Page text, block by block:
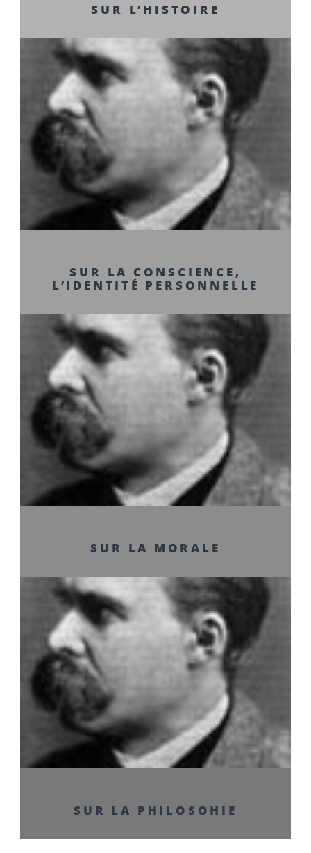
SUR L’HISTOIRE
SUR LA CONSCIENCE,
L’IDENTITÉ PERSONNELLE
SUR LA MORALE
SUR LA PHILOSOHIE